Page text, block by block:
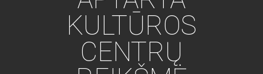
KULTŪROS
CENTRŲ